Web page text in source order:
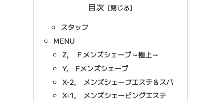
目次
スタッフ
MENU
Z, Ｆメンズシェーブ～極上～
Y, Fメンズシェーブ
X-2, メンズシェーブエステ＆スパ
X-1, メンズシェービングエステ